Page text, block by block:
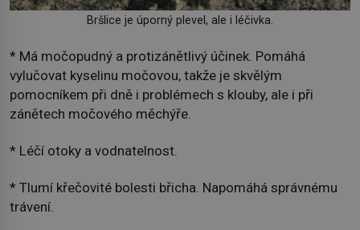
Bršlice je úporný plevel, ale i léčivka.
* Má močopudný a protizánětlivý účinek. Pomáhá
vylučovat kyselinu močovou, takže je skvělým
pomocníkem při dně i problémech s klouby, ale i při
zánětech močového měchýře.
* Léčí otoky a vodnatelnost.
* Tlumí křečovité bolesti břicha. Napomáhá správnému
trávení.